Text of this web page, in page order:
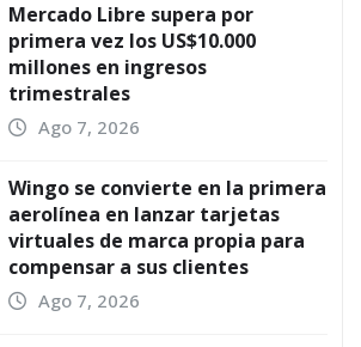
Mercado Libre supera por
primera vez los US$10.000
millones en ingresos
trimestrales
Ago 7, 2026
Wingo se convierte en la primera
aerolínea en lanzar tarjetas
virtuales de marca propia para
compensar a sus clientes
Ago 7, 2026